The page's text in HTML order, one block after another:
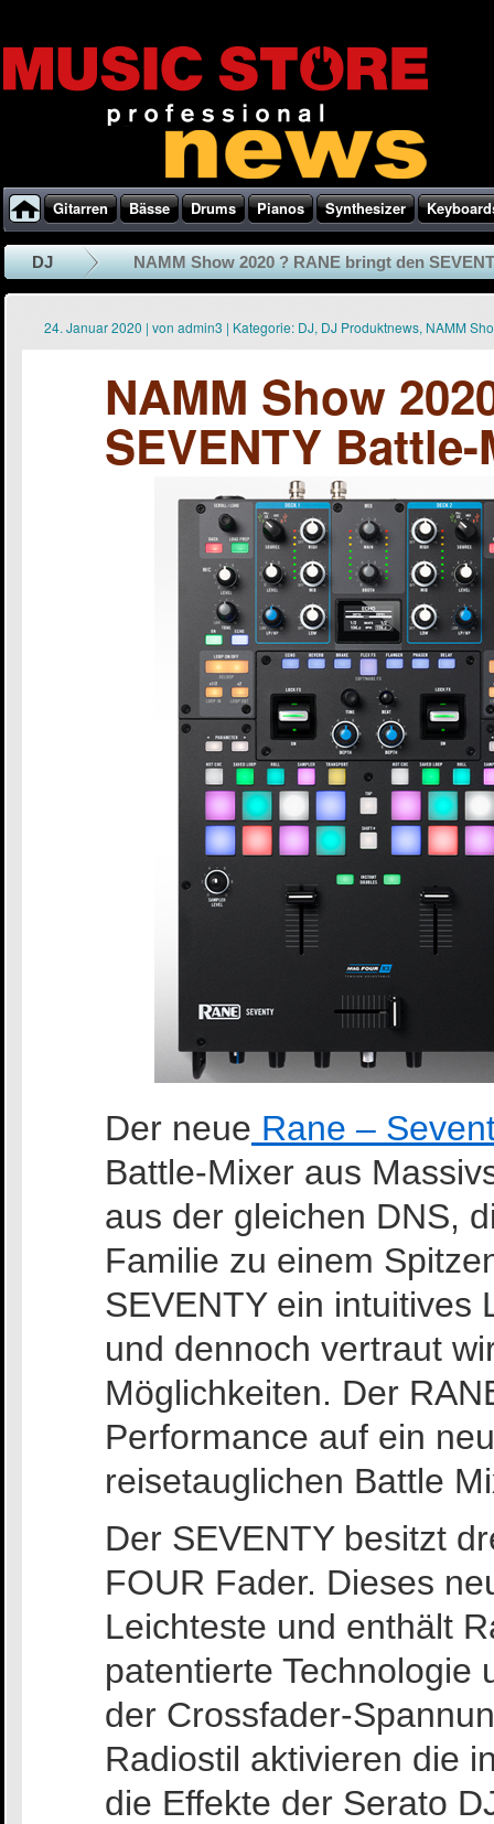
Gitarren Bässe Drums Pianos Synthesizer
DJ NAMM Show 2020 ? RANE bringt den
24. Januar 2020 | von admin3 | Kategorie: DJ, DJ Produktnews, NAMM
NAMM Show
SEVENTY
Der neue Rane –
Battle-Mixer aus
aus der gleichen DNS,
Familie zu einem
SEVENTY ein intuitives
und dennoch vertraut
Möglichkeiten. Der
Performance auf ein
reisetauglichen Battle
Der SEVENTY besitzt
FOUR Fader. Dieses
Leichteste und enthält
patentierte Technologie
der Crossfader-
Radiostil aktivieren die
die Effekte der Serato